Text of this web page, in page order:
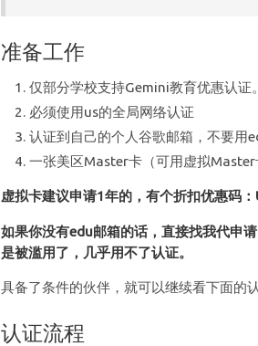
准备工作
仅部分学校支持Gemini教育优惠认证。
必须使用us的全局网络认证
认证到自己的个人谷歌邮箱，不要用
一张美区Master卡（可用虚拟Master
虚拟卡建议申请1年的，有个折扣优惠码：
如果你没有edu邮箱的话，直接找我代申
是被滥用了，几乎用不了认证。
具备了条件的伙伴，就可以继续看下面的
认证流程